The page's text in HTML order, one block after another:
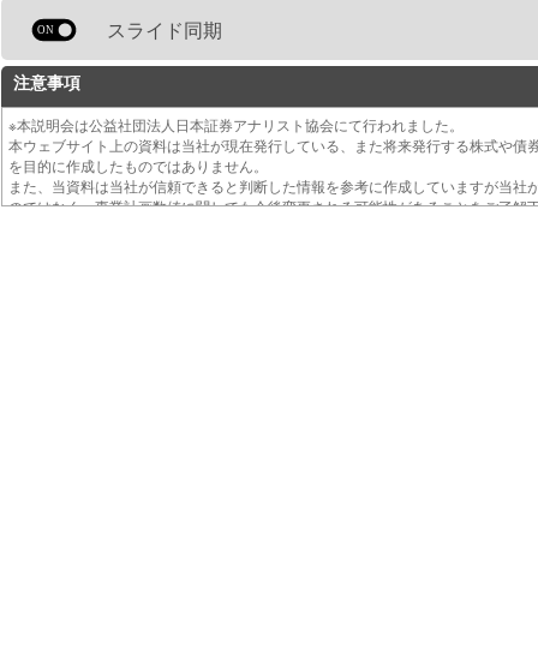
スライド同期
注意事項
※本説明会は公益社団法人日本証券アナリスト協会にて行われました。
本ウェブサイト上の資料は当社が現在発行している、また将来発行する株式や
を目的に作成したものではありません。
また、当資料は当社が信頼できると判断した情報を参考に作成していますが当